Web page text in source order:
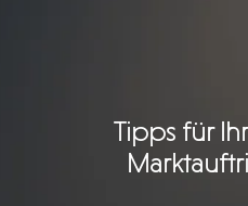
Tipps für